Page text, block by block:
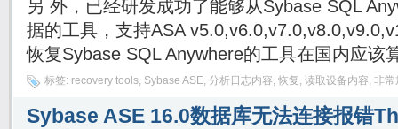
另 外，已经研发成功了能够从Sybase SQL
据的工具，支持ASA
恢复Sybase SQL Anywhere的工具在国内应该
标签: recovery tools, Sybase ASE, 分析日志内容, 恢复 , 读取设备内容, 非常
Sybase ASE 16.0数据库无法连接报错